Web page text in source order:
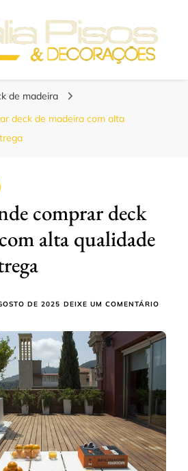
de madeira
deck de madeira com alta
comprar deck
alta qualidade
DE 2025 DEIXE UM COMENTÁRIO
DE
COM
ALTA
E